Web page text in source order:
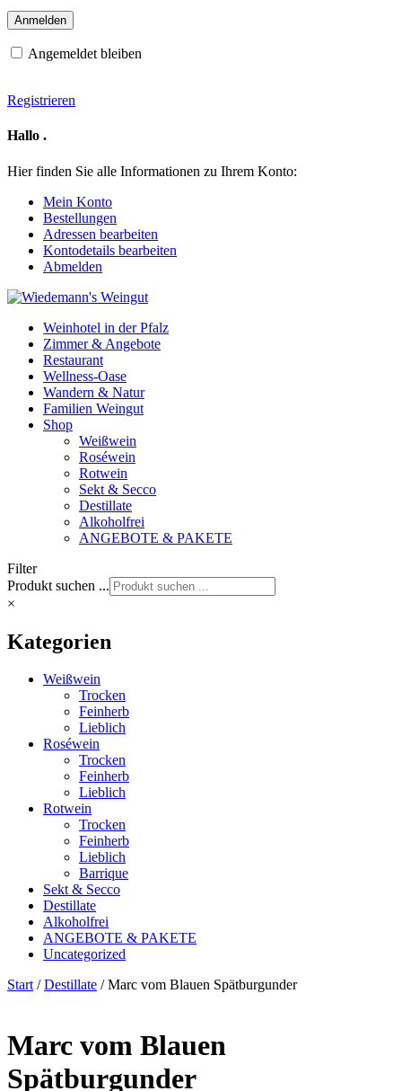
Angemeldet bleiben
Registrieren
Hallo .
Hier finden Sie alle Informationen zu Ihrem Konto:
Mein Konto
Bestellungen
Adressen bearbeiten
Kontodetails bearbeiten
Abmelden
Weinhotel in der Pfalz
Zimmer & Angebote
Restaurant
Wellness-Oase
Wandern & Natur
Familien Weingut
Shop
Weißwein
Roséwein
Rotwein
Sekt & Secco
Destillate
Alkoholfrei
ANGEBOTE & PAKETE
Filter
Produkt suchen ...
×
Kategorien
Weißwein
Trocken
Feinherb
Lieblich
Roséwein
Trocken
Feinherb
Lieblich
Rotwein
Trocken
Feinherb
Lieblich
Barrique
Sekt & Secco
Destillate
Alkoholfrei
ANGEBOTE & PAKETE
Uncategorized
Start/Destillate / Marc vom Blauen Spätburgunder
Marc vom Blauen
Spätburgunder